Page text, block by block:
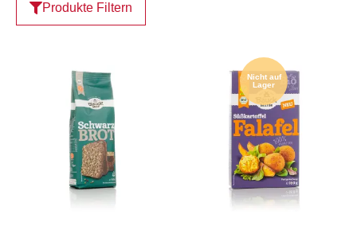
Produkte Filtern
Nicht auf
Lager